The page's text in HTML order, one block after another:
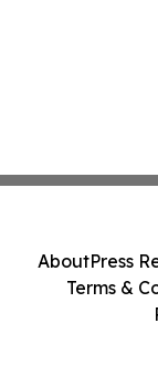
AboutPress
Terms &